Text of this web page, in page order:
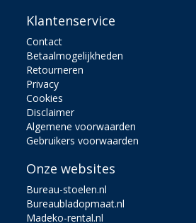
Klantenservice
Contact
Betaalmogelijkheden
Retourneren
Privacy
Cookies
Disclaimer
Algemene voorwaarden
Gebruikers voorwaarden
Onze websites
Bureau-stoelen.nl
Bureaubladopmaat.nl
Madeko-rental.nl